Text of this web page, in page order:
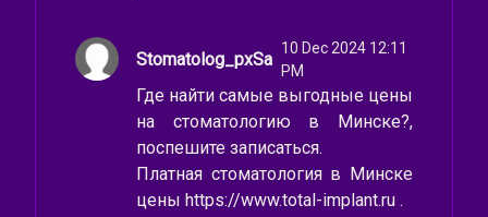
Stomatolog_pxSa
10 Dec 2024 12:11
PM
Где найти самые выгодные цены
на стоматологию в Минске?,
поспешите записаться.
Платная стоматология в Минске
цены https://www.total-implant.ru .